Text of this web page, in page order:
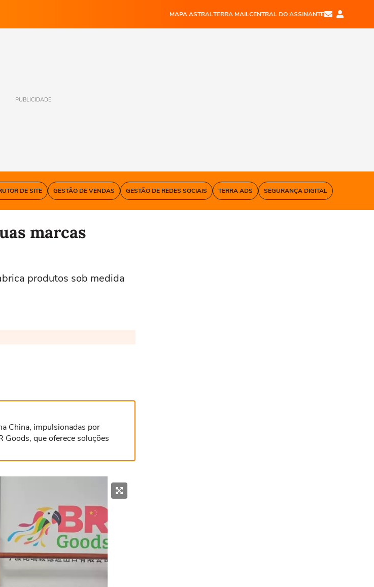
MAPA ASTRALTERRA MAILCENTRAL DO ASSINANTE
PUBLICIDADE
DE SITE GESTÃO DE VENDAS GESTÃO DE REDES SOCIAIS TERRA ADS SEGURANÇA DIGITAL
marcas
produtos sob medida
China, impulsionadas por
Goods, que oferece soluções